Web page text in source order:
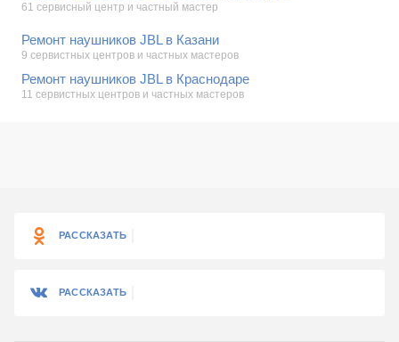
61 сервисный центр и частный мастер
Ремонт наушников JBL в Казани
9 сервистных центров и частных мастеров
Ремонт наушников JBL в Краснодаре
11 сервистных центров и частных мастеров
РАССКАЗАТЬ
РАССКАЗАТЬ